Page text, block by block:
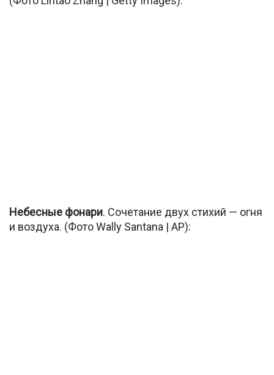
Небесные фонари. Сочетание двух стихий — огня
и воздуха. (Фото Wally Santana | AP):